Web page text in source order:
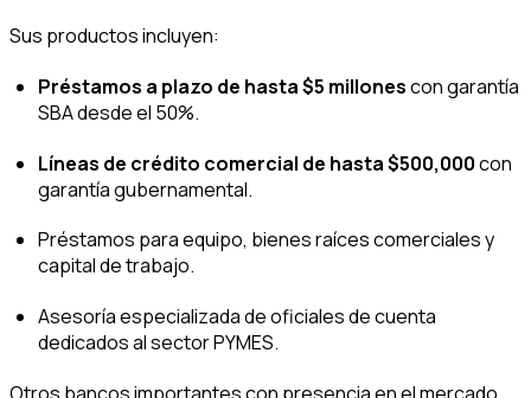
Sus productos incluyen:
Préstamos a plazo de hasta $5 millonescon garantía
SBA desde el 50%.
Líneas de crédito comercial de hasta $500,000con
garantía gubernamental.
Préstamos para equipo, bienes raíces comerciales y
capital de trabajo.
Asesoría especializada de oficiales de cuenta
dedicados al sector PYMES.